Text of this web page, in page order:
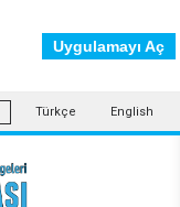
Türkçe English
Uygulamayı Aç